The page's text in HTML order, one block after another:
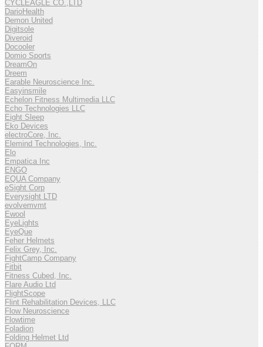
CYCLEAGLE CO.,LTD
DarioHealth
Demon United
Digitsole
Diveroid
Docooler
Domio Sports
DreamOn
Dreem
Earable Neuroscience Inc.
Easyinsmile
Echelon Fitness Multimedia LLC
Echo Technologies LLC
Eight Sleep
Eko Devices
electroCore, Inc.
Elemind Technologies, Inc.
Elo
Empatica Inc
ENGO
EQUA Company
eSight Corp
Everysight LTD
evolvemvmt
Ewool
EyeLights
EyeQue
Feher Helmets
Felix Grey, Inc.
FightCamp Company
Fitbit
Fitness Cubed, Inc.
Flare Audio Ltd
FlightScope
Flint Rehabilitation Devices, LLC
Flow Neuroscience
Flowtime
Foladion
Folding Helmet Ltd